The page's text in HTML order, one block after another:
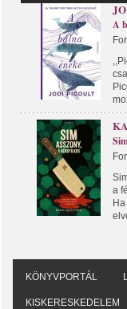
A
a
KÖNYVPORTÁL
KISKERESKEDELEM